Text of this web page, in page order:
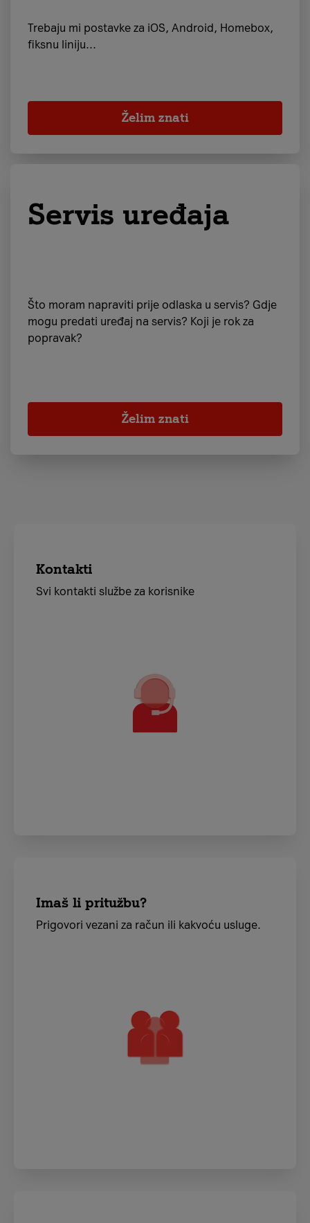
Trebaju mi postavke za iOS, Android, Homebox,
fiksnu liniju...
Želim znati
Servis uređaja
Što moram napraviti prije odlaska u servis? Gdje
mogu predati uređaj na servis? Koji je rok za
popravak?
Želim znati
Kontakti
Svi kontakti službe za korisnike
Imaš li pritužbu?
Prigovori vezani za račun ili kakvoću usluge.